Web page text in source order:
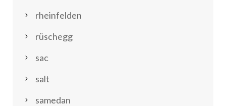
rheinfelden
rüschegg
sac
salt
samedan